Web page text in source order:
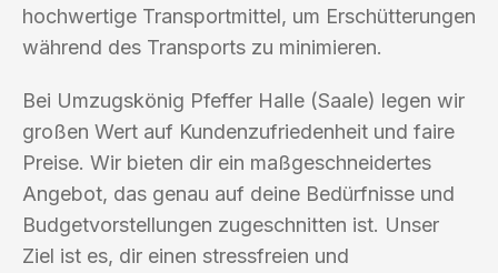
hochwertige Transportmittel, um Erschütterungen
während des Transports zu minimieren.
Bei Umzugskönig Pfeffer Halle (Saale) legen wir
großen Wert auf Kundenzufriedenheit und faire
Preise. Wir bieten dir ein maßgeschneidertes
Angebot, das genau auf deine Bedürfnisse und
Budgetvorstellungen zugeschnitten ist. Unser
Ziel ist es, dir einen stressfreien und